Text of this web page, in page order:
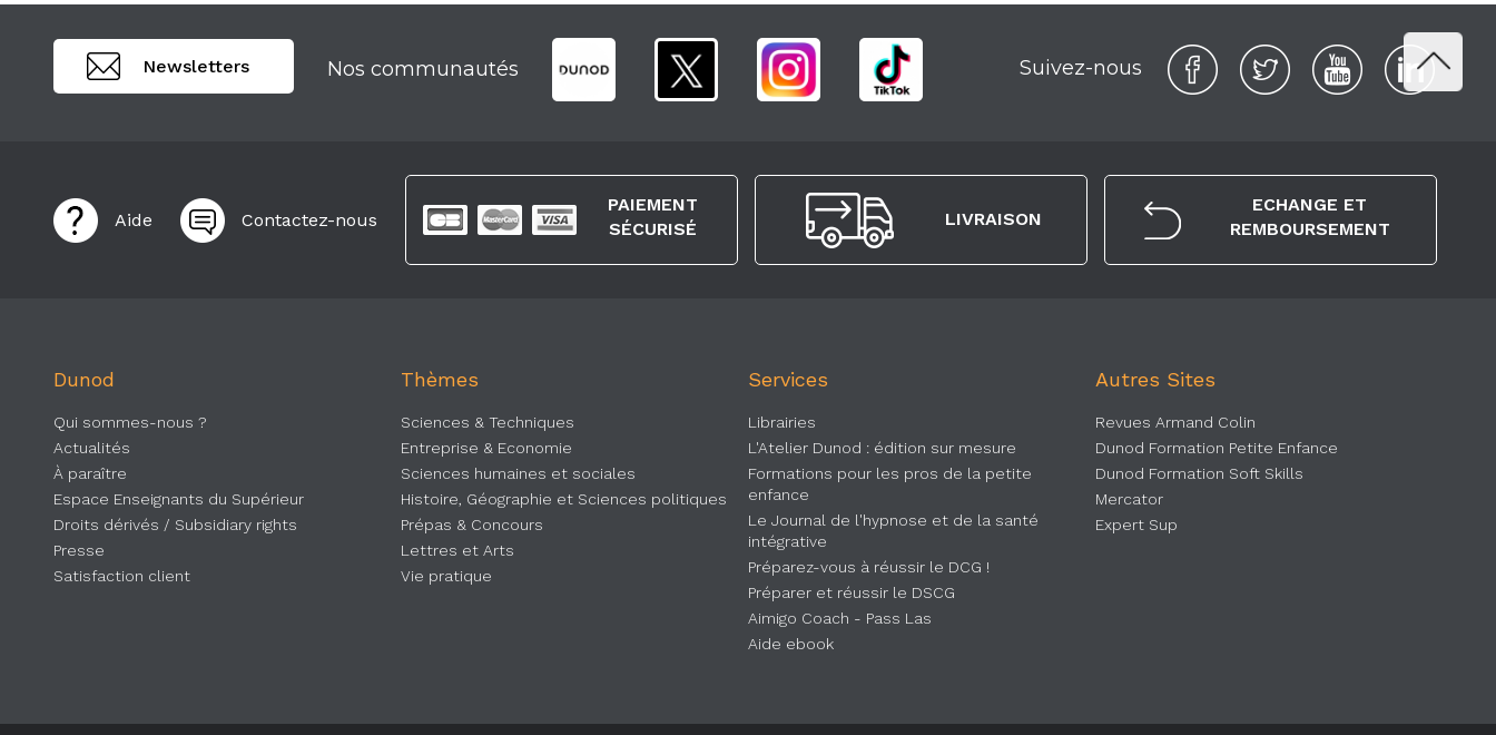
Newsletters Nos communautés Suivez-nous
Aide Contactez-nous
PAIEMENT
SÉCURISÉ
LIVRAISON
ECHANGE ET
REMBOURSEMENT
Dunod
Qui sommes-nous ?
Actualités
À paraître
Espace Enseignants du Supérieur
Droits dérivés / Subsidiary rights
Presse
Satisfaction client
Thèmes
Sciences & Techniques
Entreprise & Economie
Sciences humaines et sociales
Histoire, Géographie et Sciences politiques
Prépas & Concours
Lettres et Arts
Vie pratique
Services
Librairies
L'Atelier Dunod : édition sur mesure
Formations pour les pros de la petite
enfance
Le Journal de l'hypnose et de la santé
intégrative
Préparez-vous à réussir le DCG !
Préparer et réussir le DSCG
Aimigo Coach - Pass Las
Aide ebook
Autres Sites
Revues Armand Colin
Dunod Formation Petite Enfance
Dunod Formation Soft Skills
Mercator
Expert Sup